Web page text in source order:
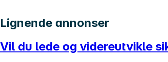
Lignende annonser
Vil du lede og videreutvikle